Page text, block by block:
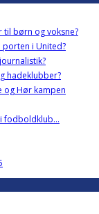
til børn og voksne?
porten i United?
hadeklubber?
og Hør kampen
fodboldklub...